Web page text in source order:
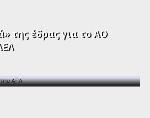
της έδρας για το ΑΟ